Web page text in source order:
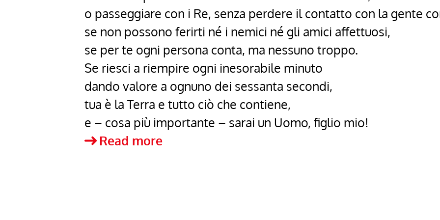
o passeggiare con i Re, senza perdere il contatto con la gente
se non possono ferirti né i nemici né gli amici affettuosi,
se per te ogni persona conta, ma nessuno troppo.
Se riesci a riempire ogni inesorabile minuto
dando valore a ognuno dei sessanta secondi,
tua è la Terra e tutto ciò che contiene,
e – cosa più importante – sarai un Uomo, figlio mio!
Read moreSe…